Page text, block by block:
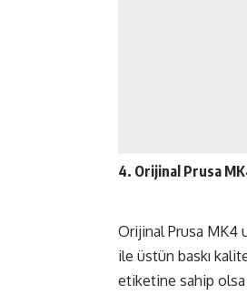
4. Orijinal Prusa
Orijinal Prusa MK4
ile üstün baskı
etiketine sahip olsa